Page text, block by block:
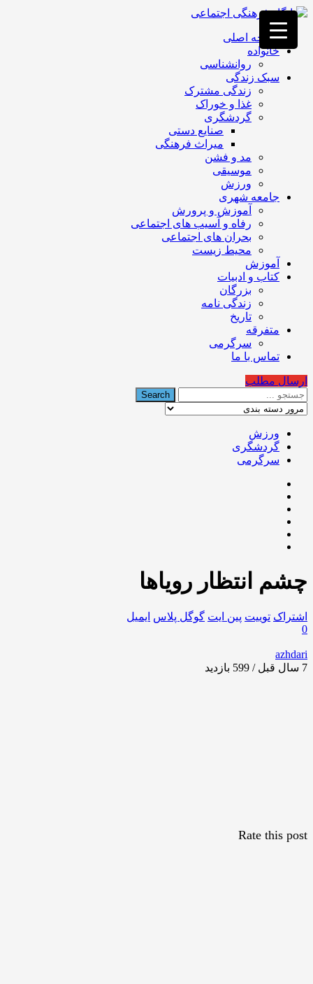
فصد
خون
غرب
تهران
خشکشویی
تصفیه
تهران
صفحه اصلی
خانواده
روانشناسی
سبک زندگی
زندگی مشترک
غذا و خوراک
گردشگری
صنایع دستی
میراث فرهنگی
مد و فشن
موسیقی
ورزش
جامعه شهری
آموزش و پرورش
رفاه و آسیب های اجتماعی
بحران های اجتماعی
محیط زیست
آموزش
کتاب و ادبیات
بزرگان
زندگی نامه
تاریخ
متفرقه
سرگرمی
تماس با ما
ارسال مطلب
ورزش
گردشگری
سرگرمی
چشم‌ انتظار رویاها
اشتراک توییت پین ایت گوگل‌ پلاس ایمیل
0
azhdari
7 سال قبل / 599
بازدید
Rate this post